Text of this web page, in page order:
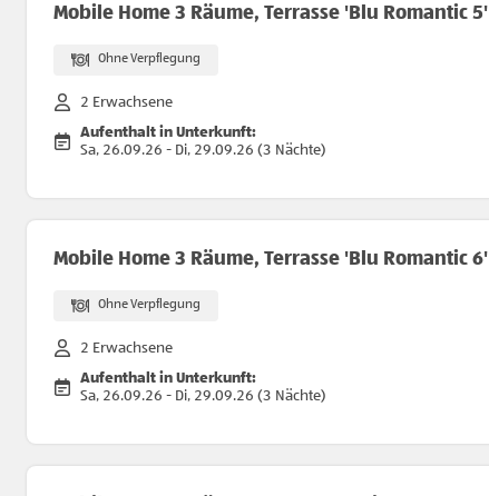
Mobile Home 3 Räume, Terrasse 'Blu Romantic 5'
Ohne Verpflegung
2 Erwachsene
Aufenthalt in Unterkunft:
Sa, 26.09.26 - Di, 29.09.26 (3 Nächte)
Mobile Home 3 Räume, Terrasse 'Blu Romantic 6'
Ohne Verpflegung
2 Erwachsene
Aufenthalt in Unterkunft:
Sa, 26.09.26 - Di, 29.09.26 (3 Nächte)